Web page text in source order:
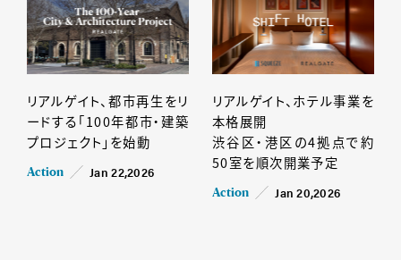
リアルゲイト、都市再生をリ
ードする「100年都市・建築
プロジェクト」を始動
Action Jan 22,2026
リアルゲイト、ホテル事業を
本格展開
渋谷区・港区の4拠点で約
50室を順次開業予定
Action Jan 20,2026